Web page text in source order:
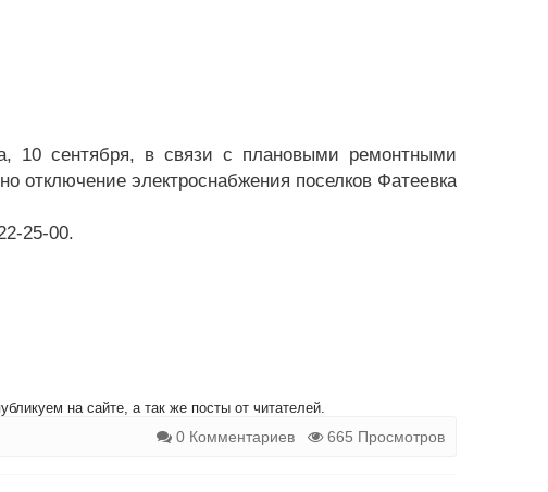
10 сентября, в связи с плановыми ремонтными
отключение электроснабжения поселков Фатеевка
25-00.
на сайте, а так же посты от читателей.
0 Комментариев 665 Просмотров